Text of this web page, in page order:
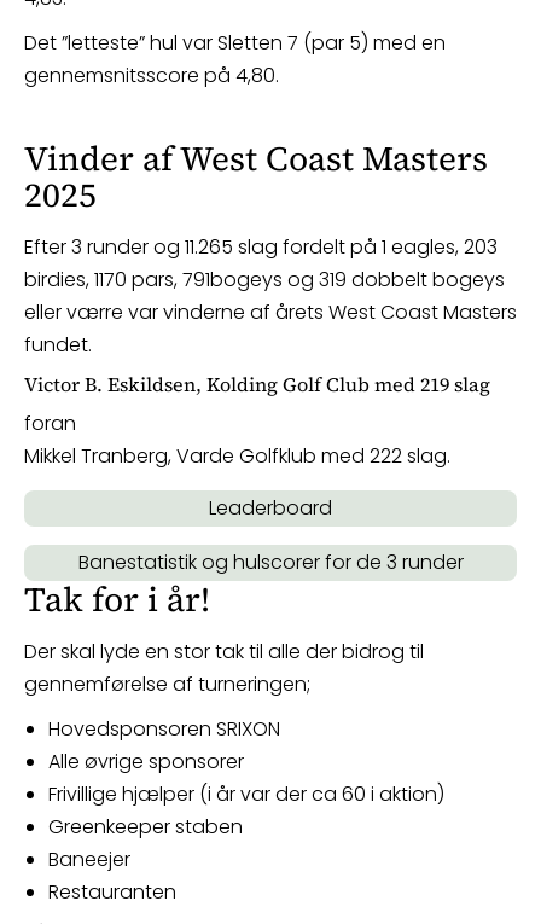
Det ”letteste” hul var Sletten 7 (par 5) med en
gennemsnitsscore på 4,80.
Vinder af West Coast Masters
2025
Efter 3 runder og 11.265 slag fordelt på 1 eagles, 203
birdies, 1170 pars, 791bogeys og 319 dobbelt bogeys
eller værre var vinderne af årets West Coast Masters
fundet.
Victor B. Eskildsen, Kolding Golf Club med 219 slag
foran
Mikkel Tranberg, Varde Golfklub med 222 slag.
Leaderboard
Banestatistik og hulscorer for de 3 runder
Tak for i år!
Der skal lyde en stor tak til alle der bidrog til
gennemførelse af turneringen;
Hovedsponsoren SRIXON
Alle øvrige sponsorer
Frivillige hjælper (i år var der ca 60 i aktion)
Greenkeeper staben
Baneejer
Restauranten